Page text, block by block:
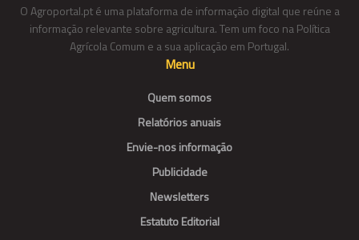
O Agroportal.pt é uma plataforma de informação digital que reúne a
informação relevante sobre agricultura. Tem um foco na Política
Agrícola Comum e a sua aplicação em Portugal.
Menu
Quem somos
Relatórios anuais
Envie-nos informação
Publicidade
Newsletters
Estatuto Editorial